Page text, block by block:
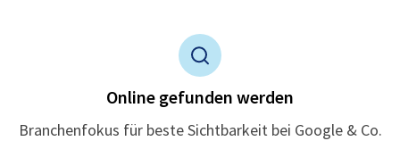
Online gefunden werden
Branchenfokus für beste Sichtbarkeit bei Google & Co.